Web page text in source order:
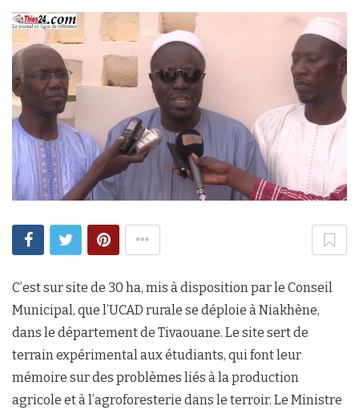
C’est sur site de 30 ha, mis à disposition par le Conseil
Municipal, que l’UCAD rurale se déploie à Niakhène,
dans le département de Tivaouane. Le site sert de
terrain expérimental aux étudiants, qui font leur
mémoire sur des problèmes liés à la production
agricole et à l’agroforesterie dans le terroir. Le Ministre